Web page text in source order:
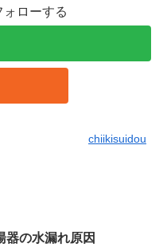
ローする
chiikisuidou
器の水漏れ原因